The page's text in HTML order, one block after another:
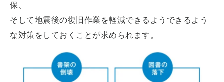
保、
そして地震後の復旧作業を軽減できるようできるよう
な対策をしておくことが求められます。